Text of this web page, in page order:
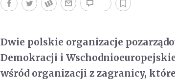
Dwie polskie organizacje
Demokracji i
wśród organizacji z zagranicy,